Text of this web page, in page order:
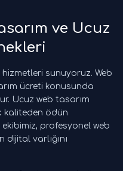
ve Ucuz
sunuyoruz. Web
ücreti konusunda
Ucuz web tasarım
kaliteden ödün
ekibimiz, profesyonel web
dijital varlığını